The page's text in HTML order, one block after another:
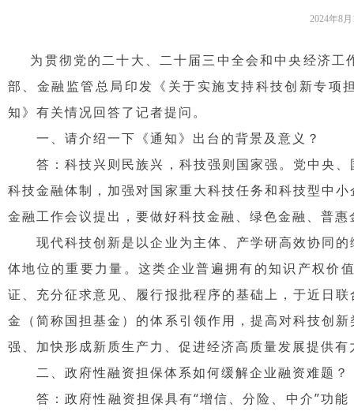
为贯彻党的二十大、二十届三中全会和中央经济
部、金融监管总局印发《关于实施支持科技创新专
知》有关情况回答了记者提问。
一、请介绍一下《通知》出台的背景及意义？
答：科技兴则民族兴，科技强则国家强。党中央、
科技金融体制，加强对国家重大科技任务和科技型中
金融工作会议提出，要做好科技金融、绿色金融、普
现代科技创新是以企业为主体、产学研高效协同的
体地位的重要力量。这类企业普遍拥有的知识产权价
证、充分征求意见、履行报批程序的基础上，于近日
金（简称国担基金）的体系引领作用，提高对科技创
强、加快形成新质生产力、促进经济高质量发展提供
二、政府性融资担保体系如何缓解企业融资难题？
答：政府性融资担保具有“增信、分险、中介”功能
2024年8